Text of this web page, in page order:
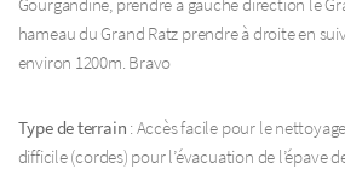
Gourgandine, prendre à gauche direction le
hameau du Grand Ratz prendre à droite en
environ 1200m. Bravo
Type de terrain : Accès facile pour le
difficile (cordes) pour l’évacuation de l’épave